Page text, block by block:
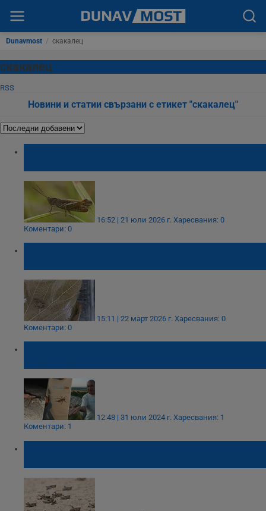
Dunavmost / скакалец
скакалец
RSS
Новини и статии свързани с етикет "скакалец"
16:52 | 21 юли 2026 г. Харесвания: 0
Коментари: 0
15:11 | 22 март 2026 г. Харесвания: 0
Коментари: 0
12:48 | 31 юли 2024 г. Харесвания: 1
Коментари: 1